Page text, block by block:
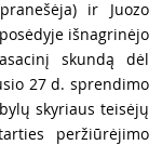
ir Juozo
išnagrinėjo
skundą dėl
27 d. sprendimo
skyriaus teisėjų
peržiūrėjimo